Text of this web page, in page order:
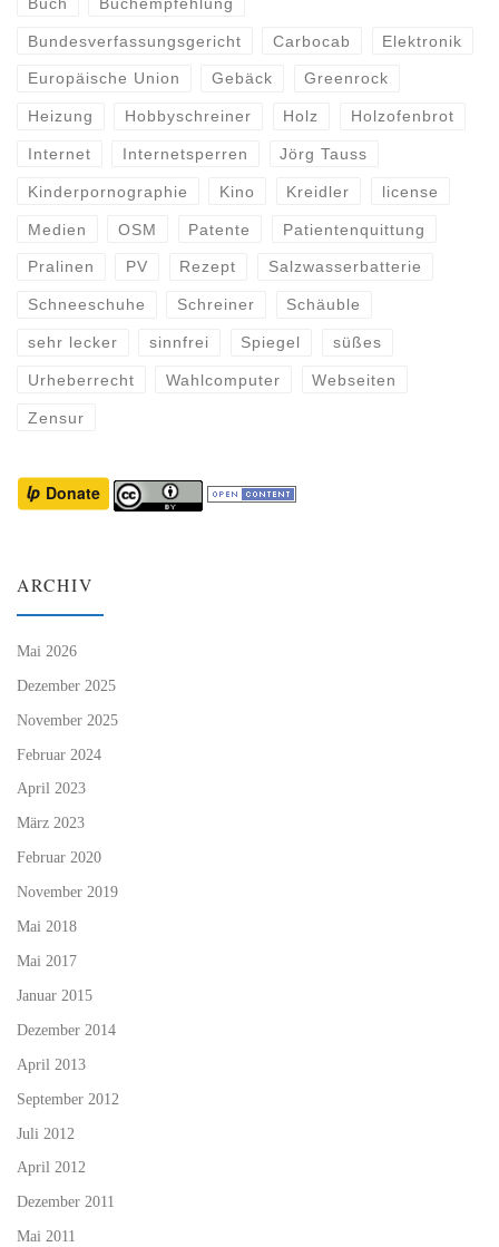
Bundesverfassungsgericht Carbocab Elektronik
Europäische Union Gebäck Greenrock
Heizung Hobbyschreiner Holz Holzofenbrot
Internet Internetsperren Jörg Tauss
Kinderpornographie Kino Kreidler license
Medien OSM Patente Patientenquittung
Pralinen PV Rezept Salzwasserbatterie
Schneeschuhe Schreiner Schäuble
sehr lecker sinnfrei Spiegel süßes
Urheberrecht Wahlcomputer Webseiten
Zensur
ARCHIV
Mai 2026
Dezember 2025
November 2025
Februar 2024
April 2023
März 2023
Februar 2020
November 2019
Mai 2018
Mai 2017
Januar 2015
Dezember 2014
April 2013
September 2012
Juli 2012
April 2012
Dezember 2011
Mai 2011